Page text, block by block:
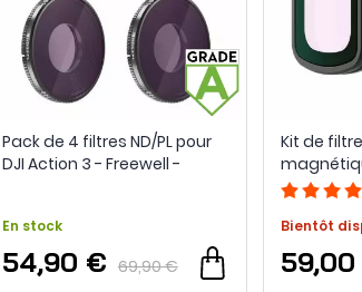
Pack de 4 filtres ND/PL pour
DJI Action 3 - Freewell -
En stock
54,90 € 69,90 €
Kit de
Pocket 3
Bientôt